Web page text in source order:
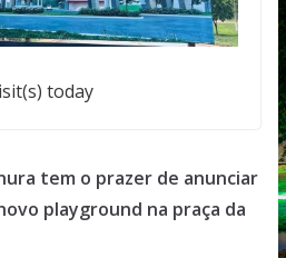
today
tem o prazer de anunciar
playground na praça da